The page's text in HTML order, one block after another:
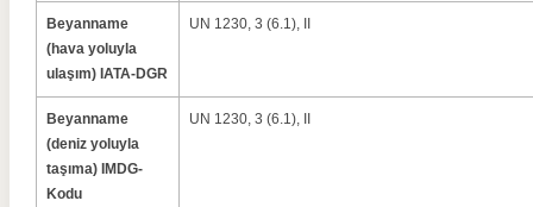
Beyanname
(hava yoluyla
ulaşım) IATA-DGR
UN 1230, 3 (6.1), II
Beyanname
(deniz yoluyla
taşıma) IMDG-
Kodu
UN 1230, 3 (6.1), II